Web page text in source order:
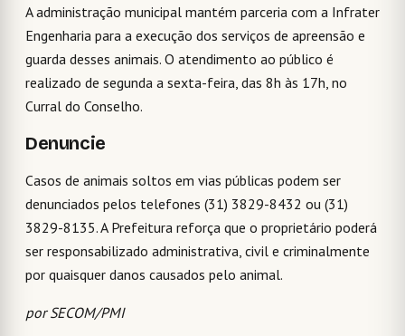
A administração municipal mantém parceria com a Infrater
Engenharia para a execução dos serviços de apreensão e
guarda desses animais. O atendimento ao público é
realizado de segunda a sexta-feira, das 8h às 17h, no
Curral do Conselho.
Denuncie
Casos de animais soltos em vias públicas podem ser
denunciados pelos telefones (31) 3829-8432 ou (31)
3829-8135. A Prefeitura reforça que o proprietário poderá
ser responsabilizado administrativa, civil e criminalmente
por quaisquer danos causados pelo animal.
por SECOM/PMI